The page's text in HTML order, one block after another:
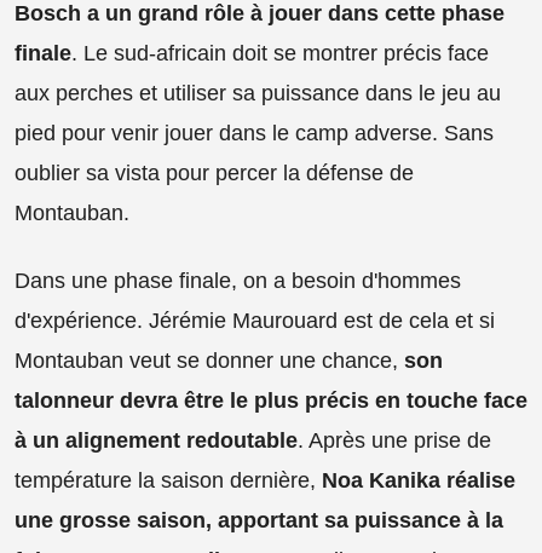
Bosch a un grand rôle à jouer dans cette phase
finale. Le sud-africain doit se montrer précis face
aux perches et utiliser sa puissance dans le jeu au
pied pour venir jouer dans le camp adverse. Sans
oublier sa vista pour percer la défense de
Montauban.
Dans une phase finale, on a besoin d'hommes
d'expérience. Jérémie Maurouard est de cela et si
Montauban veut se donner une chance, son
talonneur devra être le plus précis en touche face
à un alignement redoutable. Après une prise de
température la saison dernière, Noa Kanika réalise
une grosse saison, apportant sa puissance à la